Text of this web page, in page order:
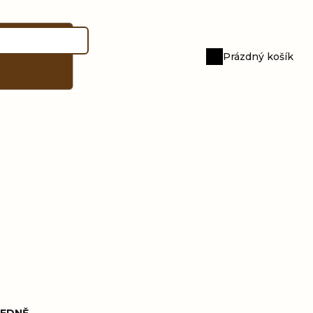
Nákupní
Prázdný košík